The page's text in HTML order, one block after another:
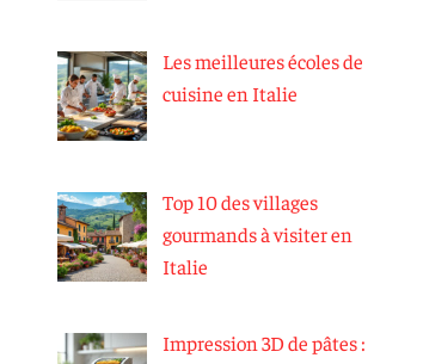
Les meilleures écoles de
cuisine en Italie
Top 10 des villages
gourmands à visiter en
Italie
Impression 3D de pâtes :